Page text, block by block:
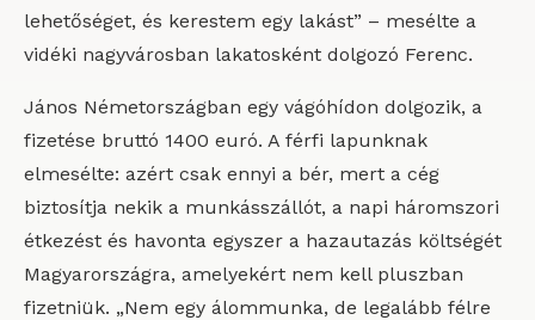
lehetőséget, és kerestem egy lakást” – mesélte a
vidéki nagyvárosban lakatosként dolgozó Ferenc.
János Németországban egy vágóhídon dolgozik, a
fizetése bruttó 1400 euró. A férfi lapunknak
elmesélte: azért csak ennyi a bér, mert a cég
biztosítja nekik a munkásszállót, a napi háromszori
étkezést és havonta egyszer a hazautazás költségét
Magyarországra, amelyekért nem kell pluszban
fizetniük. „Nem egy álommunka, de legalább félre